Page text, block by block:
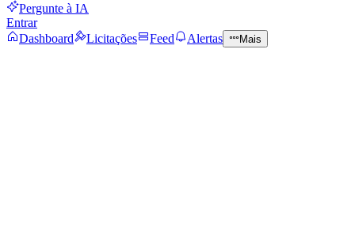
Pergunte à IA
Entrar
Dashboard
Licitações Feed Alertas Mais